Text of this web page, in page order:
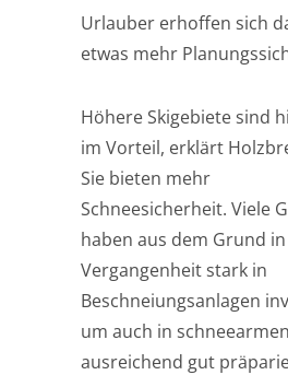
Urlauber erhoffen sich
etwas mehr
Höhere Skigebiete sind
im Vorteil, erklärt
Sie bieten mehr
Schneesicherheit. Viele
haben aus dem Grund
Vergangenheit stark in
Beschneiungsanlagen
um auch in
ausreichend gut